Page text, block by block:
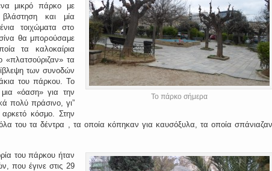
Το πάρκο σήμερα
μικρό πάρκο με
και μία
τοιχώματα στο
θα μπορούσαμε
τα καλοκαίρια
«πλατσούριζαν» τα
των συνοδών
του πάρκου. Το
«όαση» για την
πολύ πράσινο, γι”
κόσμο. Στην
του τα δέντρα , τα οποία κόπηκαν για καυσόξυλα, τα οποία σπάνιαζαν
του πάρκου ήταν
που έγινε στις 29